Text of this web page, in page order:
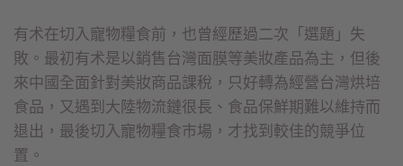
有术在切入寵物糧食前，也曾經歷過二次「選題」失
敗。最初有术是以銷售台灣面膜等美妝產品為主，但後
來中國全面針對美妝商品課稅，只好轉為經營台灣烘培
食品，又遇到大陸物流鏈很長、食品保鮮期難以維持而
退出，最後切入寵物糧食市場，才找到較佳的競爭位
置。